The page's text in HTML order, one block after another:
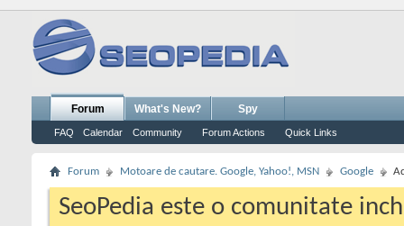
Forum
FAQ Calendar Community Forum Actions Quick Links
What's New? Spy
Forum Motoare de cautare. Google, Yahoo!, MSN Google
SeoPedia este o comunitate